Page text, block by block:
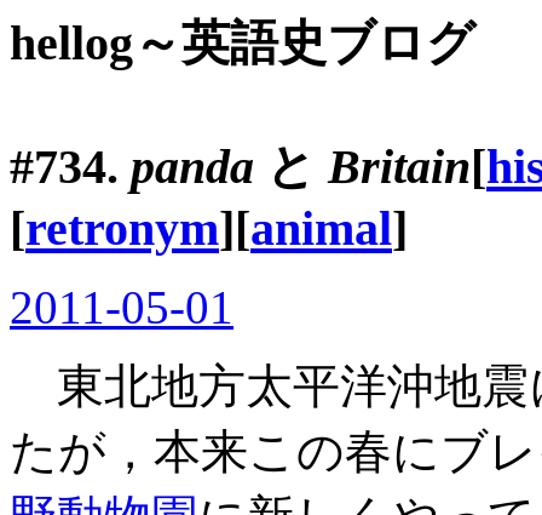
hellog～英語史ブログ
#734. panda とBritain[
[retronym][animal]
2011-05-01
東北地方太平洋沖地
たが，本来この春にブ